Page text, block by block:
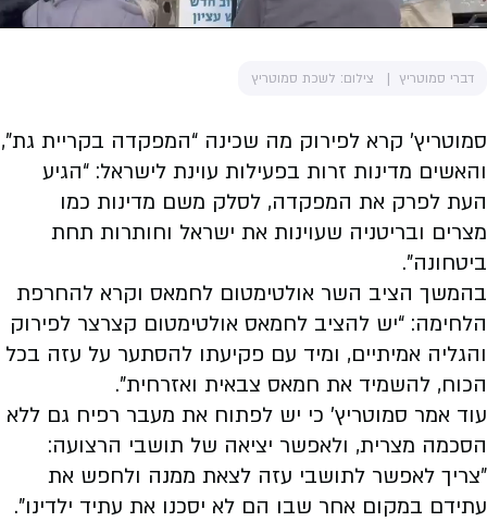
Videoדברי סמוטריץ צילום: לשכת סמוטריץ
סמוטריץ’ קרא לפירוק מה שכינה “המפקדה בקריית גת”,
והאשים מדינות זרות בפעילות עוינת לישראל: “הגיע
העת לפרק את המפקדה, לסלק משם מדינות כמו
מצרים ובריטניה שעוינות את ישראל וחותרות תחת
ביטחונה”.
בהמשך הציב השר אולטימטום לחמאס וקרא להחרפת
הלחימה: “יש להציב לחמאס אולטימטום קצרצר לפירוק
והגליה אמיתיים, ומיד עם פקיעתו להסתער על עזה בכל
הכוח, להשמיד את חמאס צבאית ואזרחית”.
עוד אמר סמוטריץ’ כי יש לפתוח את מעבר רפיח גם ללא
הסכמה מצרית, ולאפשר יציאה של תושבי הרצועה:
״צריך לאפשר לתושבי עזה לצאת ממנה ולחפש את
עתידם במקום אחר שבו הם לא יסכנו את עתיד ילדינו”.